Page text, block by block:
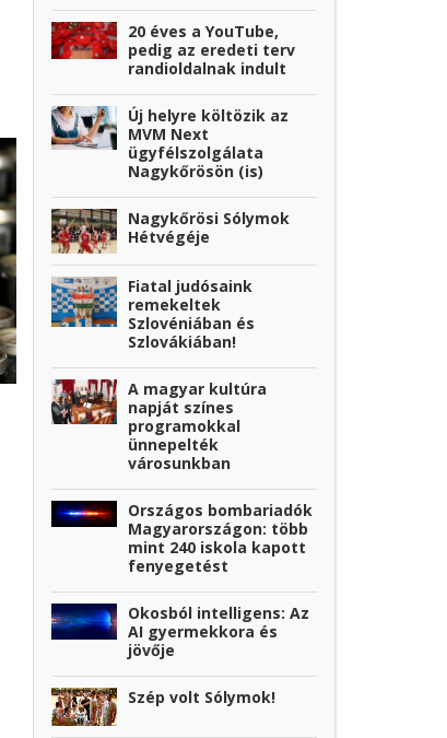
20 éves a YouTube,
pedig az eredeti terv
randioldalnak indult
Új helyre költözik az
MVM Next
ügyfélszolgálata
Nagykőrösön (is)
Nagykőrösi Sólymok
Hétvégéje
Fiatal judósaink
remekeltek
Szlovéniában és
Szlovákiában!
A magyar kultúra
napját színes
programokkal
ünnepelték
városunkban
Országos bombariadók
Magyarországon: több
mint 240 iskola kapott
fenyegetést
Okosból intelligens: Az
AI gyermekkora és
jövője
Szép volt Sólymok!